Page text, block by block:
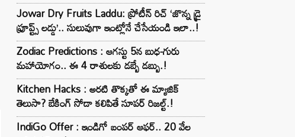
Jowar Dry Fruits Laddu: ప్రోటీన్ రిచ్ ‘జొన్న డ్రై
ఫ్రూప్ట్స్ లడ్డు’.. సులువుగా ఇంట్లోనే చేసేయండి ఇలా..!
Zodiac Predictions : ఆగస్టు 5న బుధ-గురు
మహాయోగం.. ఈ 4 రాశులకు డబ్బే డబ్బు.!
Kitchen Hacks : అరటి తొక్కతో ఈ మ్యాజిక్
తెలుసా? బేకింగ్ సోడా కలిపితే సూపర్ రిజల్ట్.!
IndiGo Offer : ఇండిగో బంపర్ ఆఫర్.. 20 వేల